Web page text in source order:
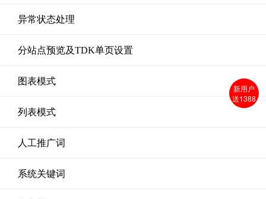
异常状态处理
分站点预览及TDK单页设置
图表模式
列表模式
人工推广词
系统关键词
新用户
送1388